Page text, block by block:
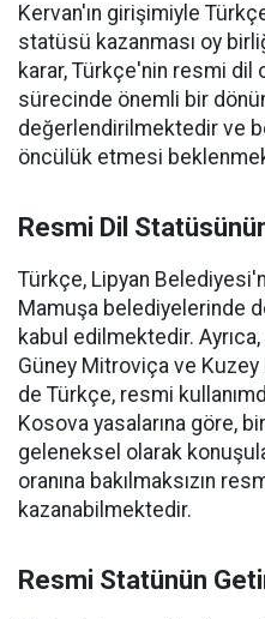
Kervan'ın girişimiyle
statüsü kazanması oy
karar, Türkçe'nin resmi dil
sürecinde önemli bir
değerlendirilmektedir ve
öncülük etmesi
Resmi Dil
Türkçe, Lipyan
Mamuşa belediyelerinde
kabul edilmektedir. Ayrıca,
Güney Mitroviça ve
de Türkçe, resmi
Kosova yasalarına göre,
geleneksel olarak
oranına bakılmaksızın
kazanabilmektedir.
Resmi Statünün